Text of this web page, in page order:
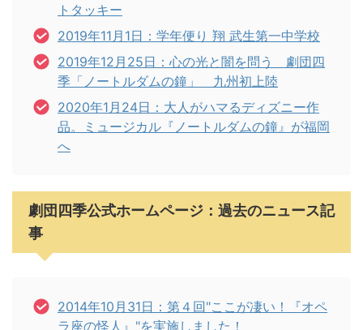
トタッキー
2019年11月1日：学年便り 翔 武生第一中学校
2019年12月25日：心の光と闇を問う 劇団四
季「ノートルダムの鐘」 九州初上陸
2020年1月24日：大人がハマるディズニー作
品。ミュージカル『ノートルダムの鐘』が福岡
へ
劇団四季公式ホームページ：過去のニュース記
事
2014年10月31日：第４回"ここが凄い！『オペ
ラ座の怪人』"を実施しました！